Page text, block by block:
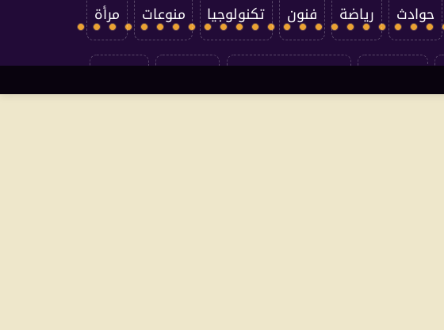
حوادث رياضة فنون تكنولوجيا منوعات مرأة